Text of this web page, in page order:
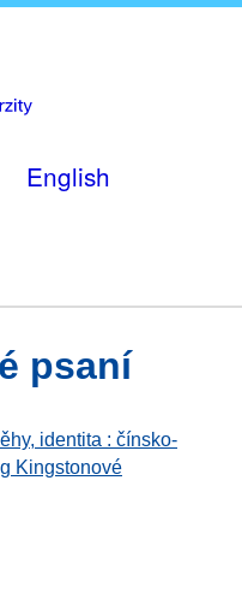
English
psaní
identita : čínsko-
Kingstonové